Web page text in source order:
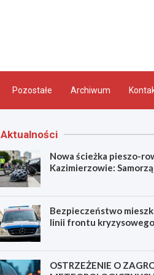
Pozostałe Archiwum
Aktualności
Nowa ścieżka pieszo-
Kazimierzowie:
Bezpieczeństwo
linii frontu
OSTRZEŻENIE O